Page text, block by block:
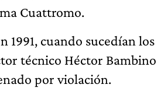
Cuattromo.
1991, cuando sucedían los
técnico Héctor Bambino
por violación.